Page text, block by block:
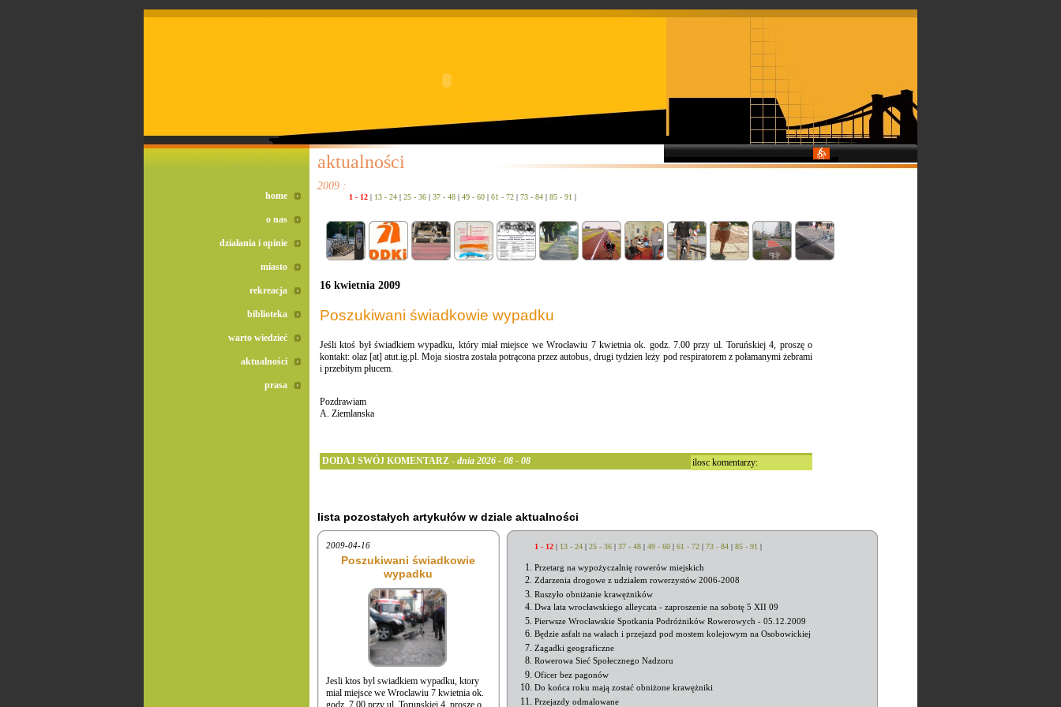
aktualności
2009 :
1 - 12 | 13 - 24 | 25 - 36 | 37 - 48 | 49 - 60 | 61 - 72 | 73 - 84 | 85 - 91 |
16 kwietnia 2009
Poszukiwani świadkowie wypadku
Jeśli ktoś był świadkiem wypadku, który miał miejsce we Wrocławiu 7 kwietnia ok. godz. 7.00 przy ul. Toruńskiej 4, proszę o
kontakt: olaz [at] atut.ig.pl. Moja siostra została potrącona przez autobus, drugi tydzien leży pod respiratorem z połamanymi żebrami
i przebitym płucem.
Pozdrawiam
A. Ziemlanska
ilosc komentarzy:
DODAJ SWÓJ KOMENTARZ - dnia 2026 - 08 - 08
lista pozostałych artykułów w dziale aktualności
2009-04-16
Poszukiwani świadkowie
wypadku
Jesli ktos byl swiadkiem wypadku, ktory
mial miejsce we Wroclawiu 7 kwietnia ok.
godz. 7.00 przy ul. Torunskiej 4, prosze o
1 - 12 | 13 - 24 | 25 - 36 | 37 - 48 | 49 - 60 | 61 - 72 | 73 - 84 | 85 - 91 |
Przetarg na wypożyczalnię rowerów miejskich
Zdarzenia drogowe z udziałem rowerzystów 2006-2008
Ruszyło obniżanie krawężników
Dwa lata wrocławskiego alleycata - zaproszenie na sobotę 5 XII 09
Pierwsze Wrocławskie Spotkania Podróżników Rowerowych - 05.12.2009
Będzie asfalt na wałach i przejazd pod mostem kolejowym na Osobowickiej
Zagadki geograficzne
Rowerowa Sieć Społecznego Nadzoru
Oficer bez pagonów
Do końca roku mają zostać obniżone krawężniki
Przejazdy odmalowane
home
o nas
działania i opinie
miasto
rekreacja
biblioteka
warto wiedzieć
aktualności
prasa